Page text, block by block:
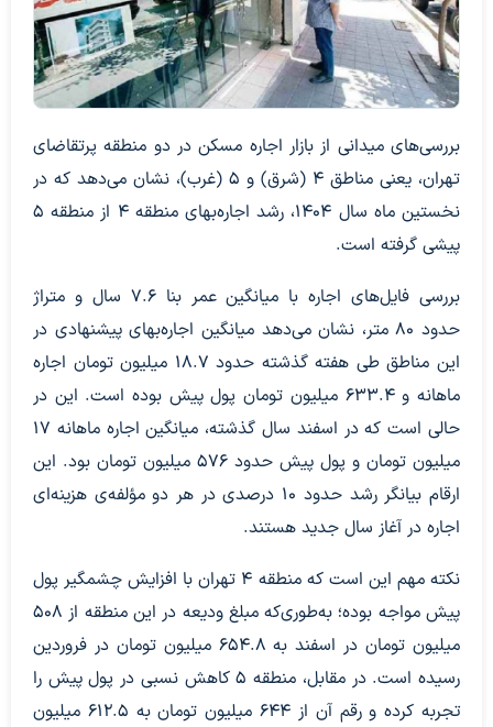
بررسی‌های میدانی از بازار اجاره مسکن در دو منطقه پرتقاضای
تهران، یعنی مناطق ۴ (شرق) و ۵ (غرب)، نشان می‌دهد که در
نخستین ماه سال ۱۴۰۴، رشد اجاره‌بهای منطقه ۴ از منطقه ۵
پیشی گرفته است.
بررسی فایل‌های اجاره با میانگین عمر بنا ۷.۶ سال و متراژ
حدود ۸۰ متر، نشان می‌دهد میانگین اجاره‌بهای پیشنهادی در
این مناطق طی هفته گذشته حدود ۱۸.۷ میلیون تومان اجاره
ماهانه و ۶۳۳.۴ میلیون تومان پول پیش بوده است. این در
حالی است که در اسفند سال گذشته، میانگین اجاره ماهانه ۱۷
میلیون تومان و پول پیش حدود ۵۷۶ میلیون تومان بود. این
ارقام بیانگر رشد حدود ۱۰ درصدی در هر دو مؤلفه‌ی هزینه‌ای
اجاره در آغاز سال جدید هستند.
نکته مهم این است که منطقه ۴ تهران با افزایش چشمگیر پول
پیش مواجه بوده؛ به‌طوری‌که مبلغ ودیعه در این منطقه از ۵۰۸
میلیون تومان در اسفند به ۶۵۴.۸ میلیون تومان در فروردین
رسیده است. در مقابل، منطقه ۵ کاهش نسبی در پول پیش را
تجربه کرده و رقم آن از ۶۴۴ میلیون تومان به ۶۱۲.۵ میلیون